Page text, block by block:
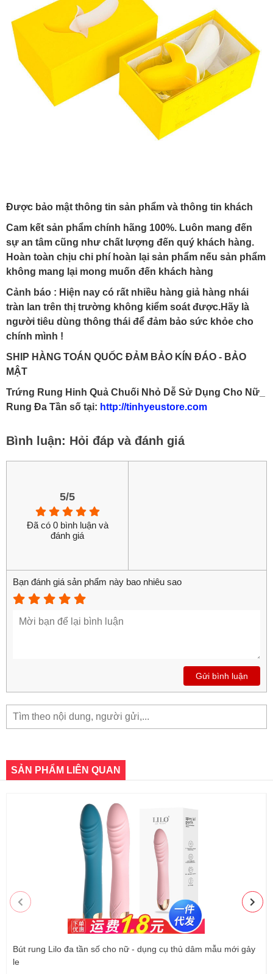
Được bảo mật thông tin sản phẩm và thông tin khách
Cam kết sản phẩm chính hãng 100%. Luôn mang đến
sự an tâm cũng như chất lượng đến quý khách hàng.
Hoàn toàn chịu chi phí hoàn lại sản phẩm nếu sản phẩm
không mang lại mong muốn đến khách hàng
Cảnh báo : Hiện nay có rất nhiều hàng giả hàng nhái
tràn lan trên thị trường không kiểm soát được.Hãy là
người tiêu dùng thông thái để đảm bảo sức khỏe cho
chính mình !
SHIP HÀNG TOÁN QUỐC ĐẢM BẢO KÍN ĐÁO - BẢO
MẬT
Trứng Rung Hinh Quả Chuối Nhỏ Dễ Sử Dụng Cho Nữ_
Rung Đa Tần số tại: http://tinhyeustore.com
Bình luận: Hỏi đáp và đánh giá
5/5
Đã có 0 bình luận và
đánh giá
Bạn đánh giá sản phẩm này bao nhiêu sao
Gửi bình luận
SẢN PHẨM LIÊN QUAN
Bút rung Lilo đa tần số cho nữ - dụng cụ thủ dâm mẫu mới gảy
le